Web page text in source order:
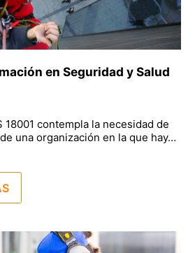
en Seguridad y Salud
18001 contempla la necesidad de
una organización en la que hay…